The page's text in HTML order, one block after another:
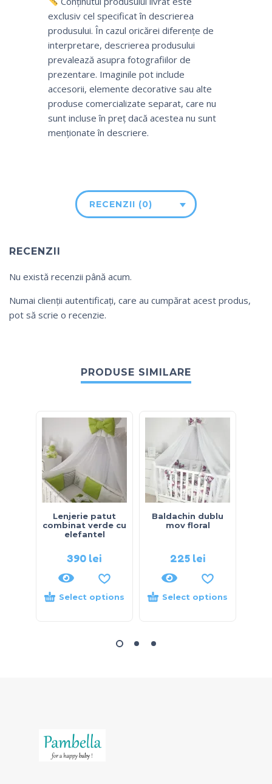
exclusiv cel specificat în descrierea
produsului. În cazul oricărei diferențe de
interpretare, descrierea produsului
prevalează asupra fotografiilor de
prezentare. Imaginile pot include
accesorii, elemente decorative sau alte
produse comercializate separat, care nu
sunt incluse în preț dacă acestea nu sunt
menționate în descriere.
RECENZII (0)
RECENZII
Nu există recenzii până acum.
Numai clienții autentificați, care au cumpărat acest produs,
pot să scrie o recenzie.
PRODUSE SIMILARE
Lenjerie patut
combinat verde cu
elefantel
390 lei
Select options
Baldachin dublu
mov floral
225 lei
Select options